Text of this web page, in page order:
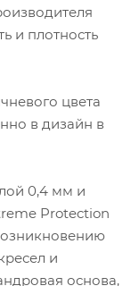
и плотность
цвета
в дизайн в
0,4 мм и
Protection
и
основа,